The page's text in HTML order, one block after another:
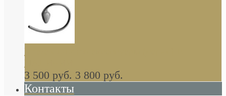
Khala Colombo аксессуары (серия) В
НАЛИЧИИ
3 500 руб. 3 800 руб.
Контакты